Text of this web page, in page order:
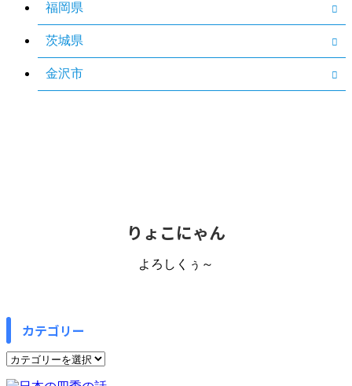
福岡県
茨城県
金沢市
りょこにゃん
よろしくぅ～
カテゴリー
カ